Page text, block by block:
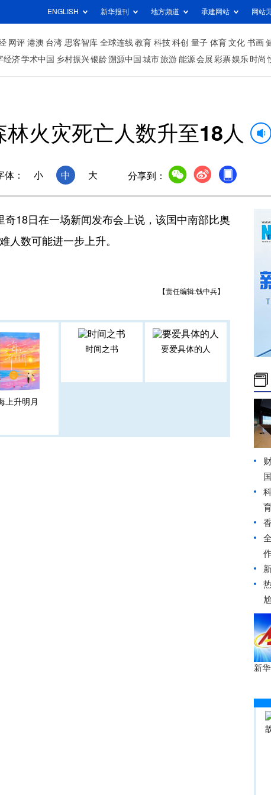
ENGLISH 新华报刊 地方频道 承建网站 网站
网评 港澳 台湾 思客智库 全球连线 教育 科技 科创 量子 体育 文化 书画
经济学术中国 乡村振兴银龄溯源中国 城市旅游 能源 会展 彩票娱乐 时尚
林火灾死亡人数升至18人
体： 小 中 大 分享到：
18日在一场新闻发布会上说，该国中南部比奥
人数可能进一步上升。
【责任编辑:钱中兵】
上升明月
时间之书 要爱具体的人
新